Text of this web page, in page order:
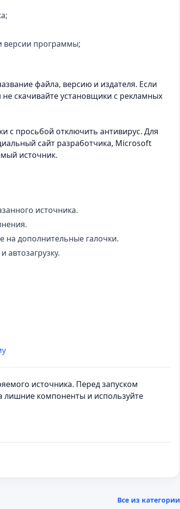
версии программы;
файла, версию и издателя. Если
скачивайте установщики с рекламных
с просьбой отключить антивирус. Для
сайт разработчика, Microsoft
источник.
источника.
на дополнительные галочки.
автозагрузку.
источника. Перед запуском
лишние компоненты и используйте
Все из категории